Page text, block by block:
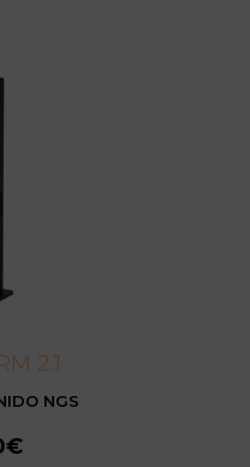
2.1
NGS